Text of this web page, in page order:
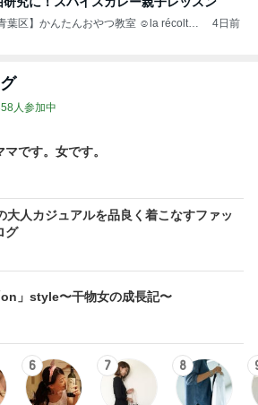
葉区】かんたんおやつ教室 ☺︎la récolte
4日前
人参加中
です。女です。
大人カジュアルを品良く着こなすファッ
グ
」style〜干物女の成長記〜
6 7 8